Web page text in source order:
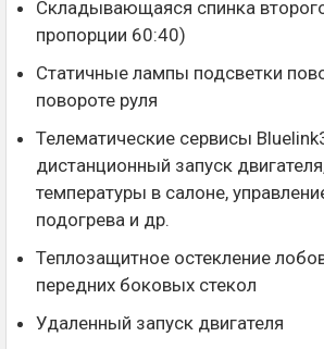
Складывающаяся спинка
пропорции 60:40)
Статичные лампы подсветки
повороте руля
Телематические сервисы
дистанционный запуск
температуры в салоне,
подогрева и др.
Теплозащитное остекление
передних боковых стекол
Удаленный запуск двигателя